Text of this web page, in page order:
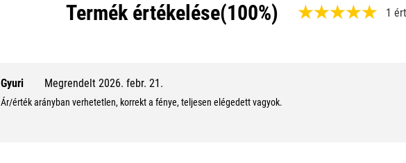
Termék értékelése
,
0
0
(100%) 1
Gyuri Megrendelt 2026. febr. 21.
Ár/érték arányban verhetetlen, korrekt a fénye, teljesen elégedett vagyok.